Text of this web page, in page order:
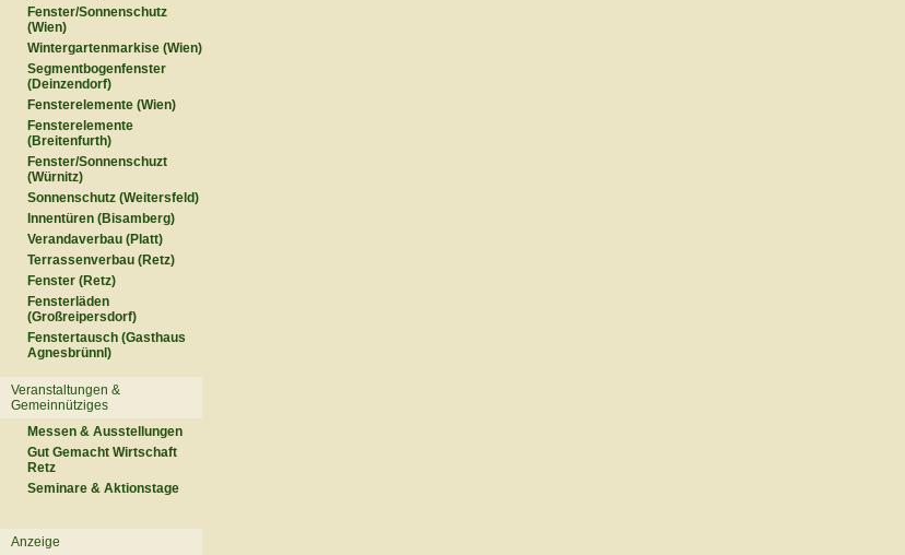
Fenster/Sonnenschutz
(Wien)
Wintergartenmarkise (Wien)
Segmentbogenfenster
(Deinzendorf)
Fensterelemente (Wien)
Fensterelemente
(Breitenfurth)
Fenster/Sonnenschuzt
(Würnitz)
Sonnenschutz (Weitersfeld)
Innentüren (Bisamberg)
Verandaverbau (Platt)
Terrassenverbau (Retz)
Fenster (Retz)
Fensterläden
(Großreipersdorf)
Fenstertausch (Gasthaus
Agnesbrünnl)
Veranstaltungen &
Gemeinnütziges
Messen & Ausstellungen
Gut Gemacht Wirtschaft
Retz
Seminare & Aktionstage
Anzeige